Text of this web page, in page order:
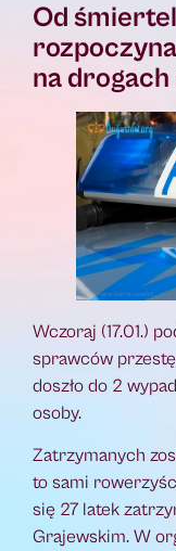
Od
na
Wczoraj (17.01.)
sprawców
doszło do 2
osoby.
Zatrzymanych
to sami
się 27 latek
Grajewskim. W